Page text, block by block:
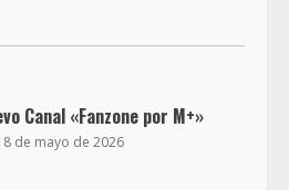
Canal «Fanzone por M+»
de mayo de 2026